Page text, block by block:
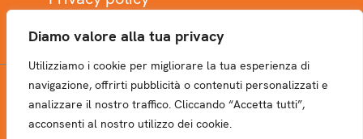
Diamo valore alla tua privacy
Utilizziamo i cookie per migliorare la tua esperienza di
navigazione, offrirti pubblicità o contenuti personalizzati e
analizzare il nostro traffico. Cliccando “Accetta tutti”,
acconsenti al nostro utilizzo dei cookie.
NEWSLETTER